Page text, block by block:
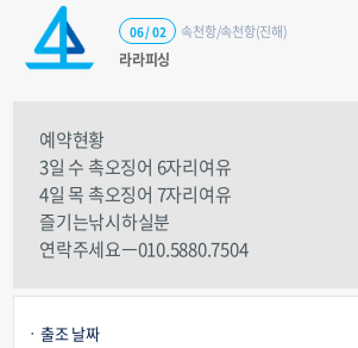
라라피싱
속천항/속천항(진해)
06 / 02
예약현황
3일 수 촉오징어 6자리여유
4일 목 촉오징어 7자리여유
즐기는낚시하실분
연락주세요ㅡ010.5880.7504
출조 날짜